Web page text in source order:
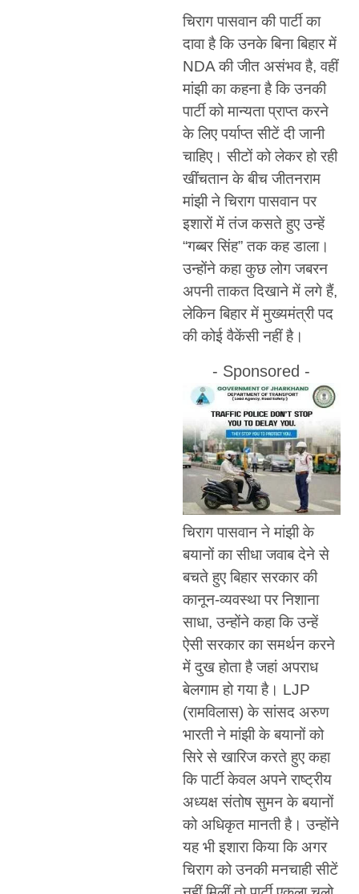
चिराग पासवान की पार्टी का
दावा है कि उनके बिना बिहार में
NDA की जीत असंभव है, वहीं
मांझी का कहना है कि उनकी
पार्टी को मान्यता प्राप्त करने
के लिए पर्याप्त सीटें दी जानी
चाहिए। सीटों को लेकर हो रही
खींचतान के बीच जीतनराम
मांझी ने चिराग पासवान पर
इशारों में तंज कसते हुए उन्हें
“गब्बर सिंह” तक कह डाला।
उन्होंने कहा कुछ लोग जबरन
अपनी ताकत दिखाने में लगे हैं,
लेकिन बिहार में मुख्यमंत्री पद
की कोई वैकेंसी नहीं है।
- Sponsored -
चिराग पासवान ने मांझी के
बयानों का सीधा जवाब देने से
बचते हुए बिहार सरकार की
कानून-व्यवस्था पर निशाना
साधा, उन्होंने कहा कि उन्हें
ऐसी सरकार का समर्थन करने
में दुख होता है जहां अपराध
बेलगाम हो गया है। LJP
(रामविलास) के सांसद अरुण
भारती ने मांझी के बयानों को
सिरे से खारिज करते हुए कहा
कि पार्टी केवल अपने राष्ट्रीय
अध्यक्ष संतोष सुमन के बयानों
को अधिकृत मानती है। उन्होंने
यह भी इशारा किया कि अगर
चिराग को उनकी मनचाही सीटें